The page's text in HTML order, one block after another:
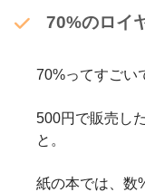
70%のロイ
70%ってすごい
500円で販売し
と。
紙の本では、数